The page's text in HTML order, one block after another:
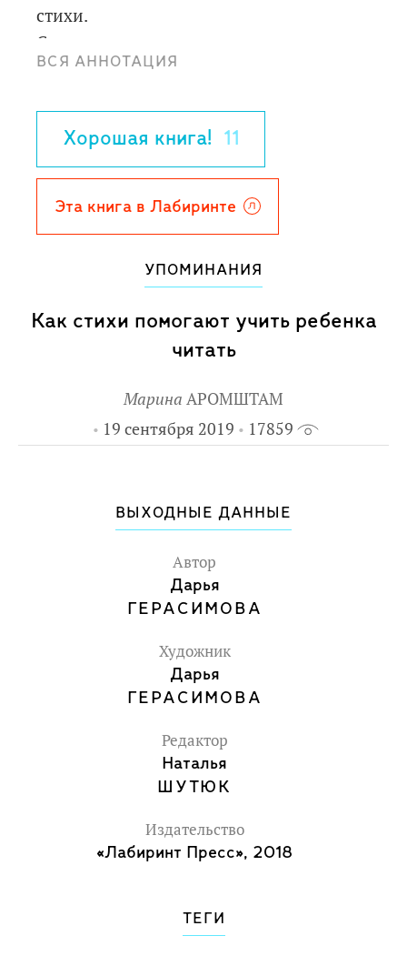
стихи.
Слушая стихи и разглядывая картинки,
ребенок легко выучит алфавит.
карточками, на которых изображены
буквы алфавита. Ребенок знакомится с
азбукой и получает безграничный
простор для творчества: он может не
просто раскрашивать буквы, а
самостоятельно совершать с ними
самые невероятные превращения.
Для детей 2-5 лет.
ВСЯ АННОТАЦИЯ
Хорошая книга! 11
Эта книга в Лабиринте
УПОМИНАНИЯ
Как стихи помогают учить ребенка
читать
Марина АРОМШТАМ
19 сентября 2019
17859
ВЫХОДНЫЕ ДАННЫЕ
Автор
Дарья
ГЕРАСИМОВА
Художник
Дарья
ГЕРАСИМОВА
Редактор
Наталья
ШУТЮК
Издательство
«Лабиринт Пресс», 2018
ТЕГИ